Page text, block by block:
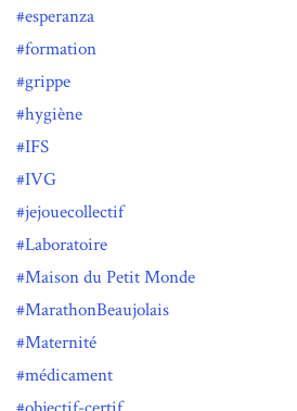
esperanza
formation
grippe
hygiène
IFS
IVG
jejouecollectif
Laboratoire
Maison du Petit Monde
MarathonBeaujolais
Maternité
médicament